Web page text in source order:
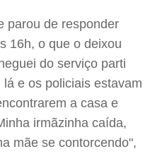
parou de responder
16h, o que o deixou
do serviço parti
e os policiais estavam
a casa e
irmãzinha caída,
mãe se contorcendo",